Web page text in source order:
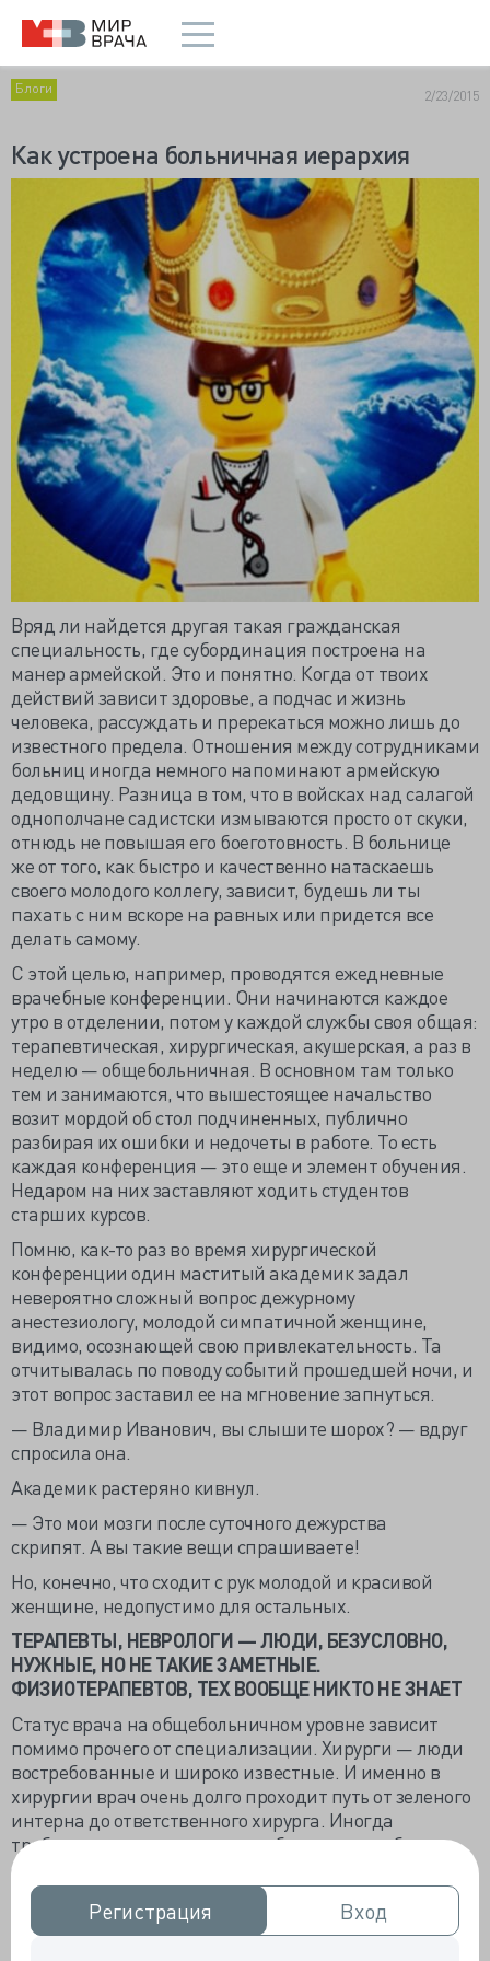
Регистрация
Регистрация Вход
Вход
Блоги 2/23/2015
Как устроена больничная иерархия
Вряд ли найдется другая такая гражданская
специальность, где субординация построена на
манер армейской. Это и понятно. Когда от твоих
действий зависит здоровье, а подчас и жизнь
человека, рассуждать и пререкаться можно лишь до
известного предела. Отношения между сотрудниками
больниц иногда немного напоминают армейскую
дедовщину. Разница в том, что в войсках над салагой
однополчане садистски измываются просто от скуки,
отнюдь не повышая его боеготовность. В больнице
же от того, как быстро и качественно натаскаешь
своего молодого коллегу, зависит, будешь ли ты
пахать с ним вскоре на равных или придется все
делать самому.
С этой целью, например, проводятся ежедневные
врачебные конференции. Они начинаются каждое
утро в отделении, потом у каждой службы своя общая:
терапевтическая, хирургическая, акушерская, а раз в
неделю — общебольничная. В основном там только
тем и занимаются, что вышестоящее начальство
возит мордой об стол подчиненных, публично
разбирая их ошибки и недочеты в работе. То есть
каждая конференция — это еще и элемент обучения.
Недаром на них заставляют ходить студентов
старших курсов.
Помню, как-то раз во время хирургической
конференции один маститый академик задал
невероятно сложный вопрос дежурному
анестезиологу, молодой симпатичной женщине,
видимо, осознающей свою привлекательность. Та
отчитывалась по поводу событий прошедшей ночи, и
этот вопрос заставил ее на мгновение запнуться.
— Владимир Иванович, вы слышите шорох? — вдруг
спросила она.
Академик растеряно кивнул.
— Это мои мозги после суточного дежурства
скрипят. А вы такие вещи спрашиваете!
Но, конечно, что сходит с рук молодой и красивой
женщине, недопустимо для остальных.
ТЕРАПЕВТЫ, НЕВРОЛОГИ — ЛЮДИ, БЕЗУСЛОВНО,
НУЖНЫЕ, НО НЕ ТАКИЕ ЗАМЕТНЫЕ.
ФИЗИОТЕРАПЕВТОВ, ТЕХ ВООБЩЕ НИКТО НЕ ЗНАЕТ
Статус врача на общебольничном уровне зависит
помимо прочего от специализации. Хирурги — люди
востребованные и широко известные. И именно в
хирургии врач очень долго проходит путь от зеленого
интерна до ответственного хирурга. Иногда
требуется лет пятнадцать, чтобы перестать быть
салагой и превратиться в
авторитетного специалиста. Анестезиологи,
реаниматологи не менее уважаемы, но уже через три-
четыре года после институтской скамьи могут ходить